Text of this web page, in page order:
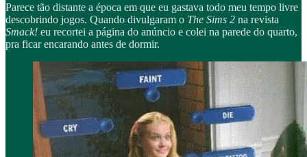
Parece tão distante a época em que eu gastava todo meu tempo livre
descobrindo jogos. Quando divulgaram o The Sims 2 na revista
Smack! eu recortei a página do anúncio e colei na parede do quarto,
pra ficar encarando antes de dormir.